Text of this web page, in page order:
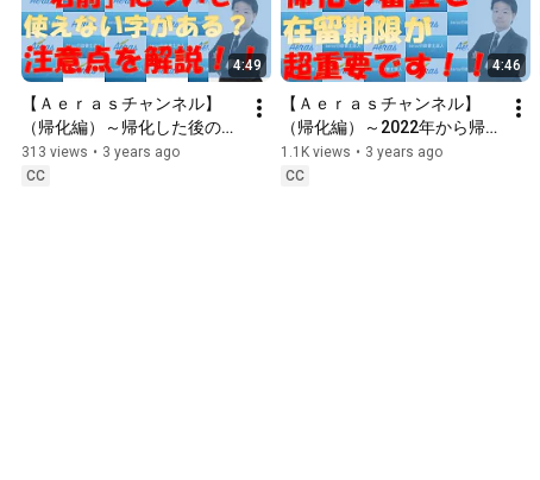
4:49
【Ａｅｒａｓチャンネル】
（帰化編）～帰化した後の
『名前』について注意点を解
説します。～
313 views • 3 years ago
CC
4:46
【Ａｅｒａｓチャンネル】
（帰化編）～2022年から帰化
審査の新基準『在留期限』に
ついて解説します～
1.1K views • 3 years ago
CC